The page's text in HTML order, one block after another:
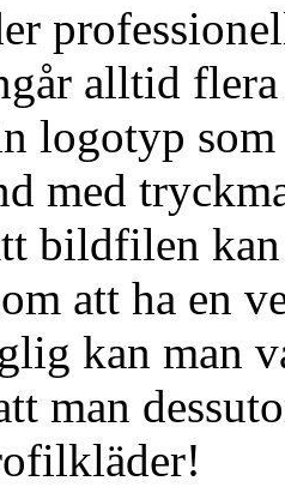
alltid
logotyp
med
bildfilen
att ha en
kan man
man